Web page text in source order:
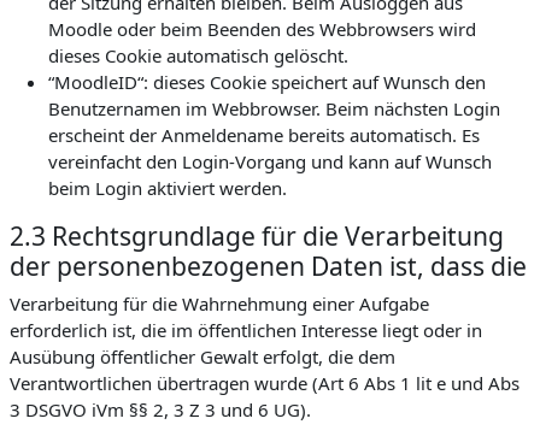
Moodle oder beim Beenden des Webbrowsers wird
dieses Cookie automatisch gelöscht.
“MoodleID“: dieses Cookie speichert auf Wunsch den
Benutzernamen im Webbrowser. Beim nächsten Login
erscheint der Anmeldename bereits automatisch. Es
vereinfacht den Login-Vorgang und kann auf Wunsch
beim Login aktiviert werden.
2.3 Rechtsgrundlage für die Verarbeitung
der personenbezogenen Daten ist, dass die
Verarbeitung für die Wahrnehmung einer Aufgabe
erforderlich ist, die im öffentlichen Interesse liegt oder in
Ausübung öffentlicher Gewalt erfolgt, die dem
Verantwortlichen übertragen wurde (Art 6 Abs 1 lit e und Abs
3 DSGVO iVm §§ 2, 3 Z 3 und 6 UG).